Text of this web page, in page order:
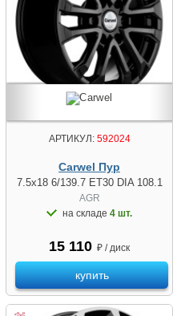
АРТИКУЛ:592024
Carwel Пур
7.5x18 6/139.7 ET30 DIA 108.1
AGR
на складе 4 шт.
15 110 ₽ / диск
купить